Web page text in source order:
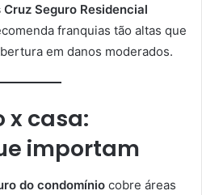
Cruz Seguro Residencial
franquias tão altas que
em danos moderados.
casa:
importam
do condomínio cobre áreas